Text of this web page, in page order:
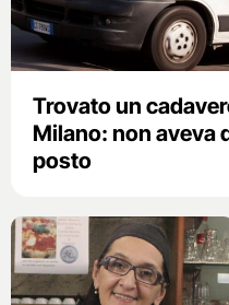
Trovato un
Milano: non aveva
posto